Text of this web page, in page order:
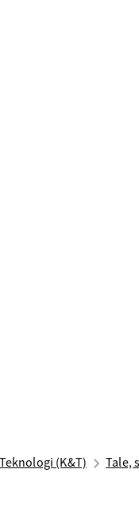
(K&T) Tale,